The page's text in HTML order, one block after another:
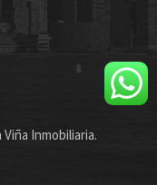
Inmobiliaria.